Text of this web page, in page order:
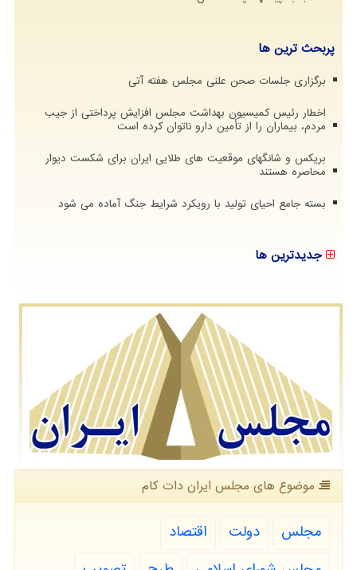
پربحث ترین ها
برگزاری جلسات صحن علنی مجلس هفته آتی
اخطار رئیس کمیسیون بهداشت مجلس افزایش پرداختی از جیب
مردم، بیماران را از تأمین دارو ناتوان کرده است
بریکس و شانگهای موقعیت های طلایی ایران برای شکست دیوار
محاصره هستند
بسته جامع احیای تولید با رویکرد شرایط جنگ آماده می شود
جدیدترین ها
موضوع های مجلس ایران دات كام
مجلس دولت
اقتصاد